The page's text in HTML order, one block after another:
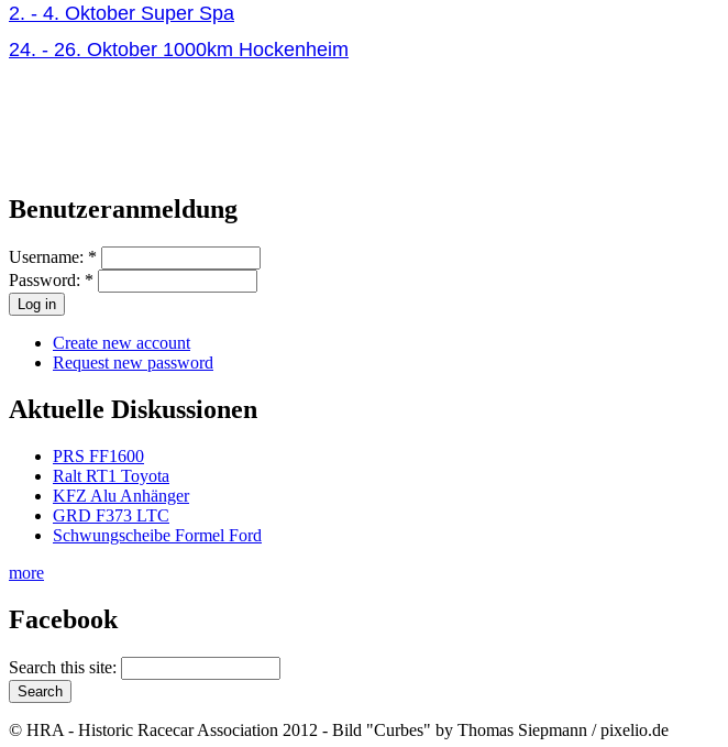
2. - 4. Oktober Super Spa
24. - 26. Oktober 1000km Hockenheim
Benutzeranmeldung
Username: *
Password: *
Create new account
Request new password
Aktuelle Diskussionen
PRS FF1600
Ralt RT1 Toyota
KFZ Alu Anhänger
GRD F373 LTC
Schwungscheibe Formel Ford
more
Facebook
Search this site:
© HRA - Historic Racecar Association 2012 - Bild "Curbes" by Thomas Siepmann / pixelio.de